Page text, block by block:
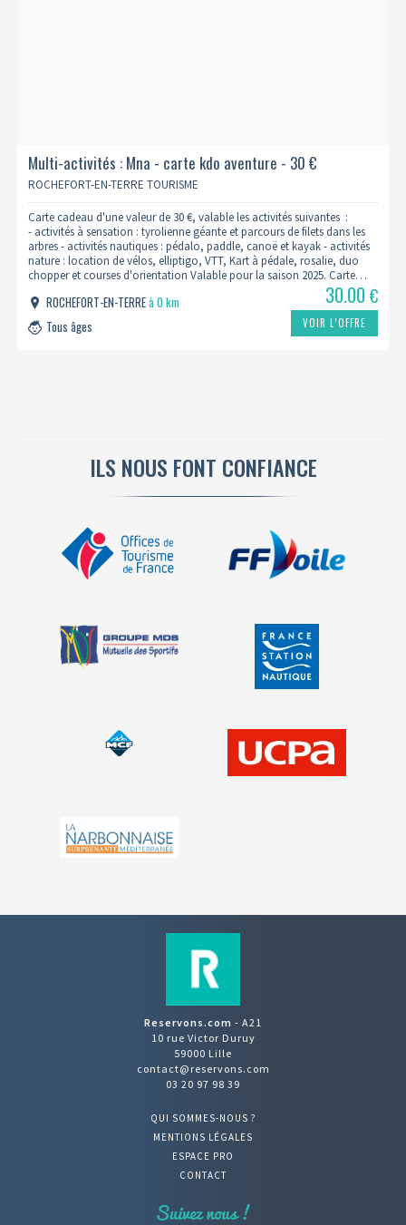
Multi-activités : Mna - carte kdo aventure - 30 €
ROCHEFORT-EN-TERRE TOURISME
Carte cadeau d'une valeur de 30 €, valable les activités suivantes :
- activités à sensation : tyrolienne géante et parcours de filets dans les
arbres - activités nautiques : pédalo, paddle, canoë et kayak - activités
nature : location de vélos, elliptigo, VTT, Kart à pédale, rosalie, duo
chopper et courses d'orientation Valable pour la saison 2025. Carte…
ROCHEFORT-EN-TERREà 0 km
Tous âges
30.00€
VOIR L’OFFRE
ILS NOUS FONT CONFIANCE
Reservons.com - A21
10 rue Victor Duruy
59000 Lille
contact@reservons.com
03 20 97 98 39
QUI SOMMES-NOUS ?
MENTIONS LÉGALES
ESPACE PRO
CONTACT